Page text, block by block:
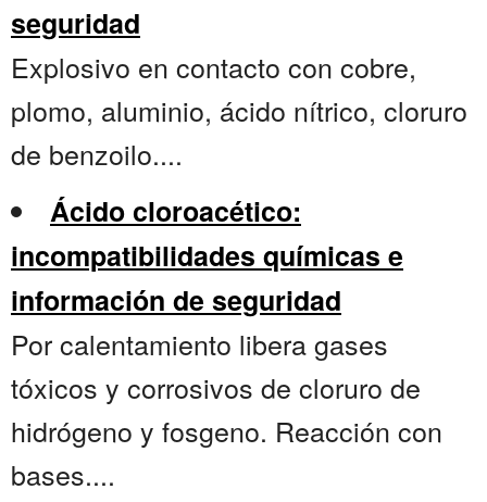
seguridad
Explosivo en contacto con cobre,
plomo, aluminio, ácido nítrico, cloruro
de benzoilo....
Ácido cloroacético:
incompatibilidades químicas e
información de seguridad
Por calentamiento libera gases
tóxicos y corrosivos de cloruro de
hidrógeno y fosgeno. Reacción con
bases....